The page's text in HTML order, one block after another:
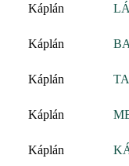
Káplán
Káplán
Káplán
Káplán
Káplán